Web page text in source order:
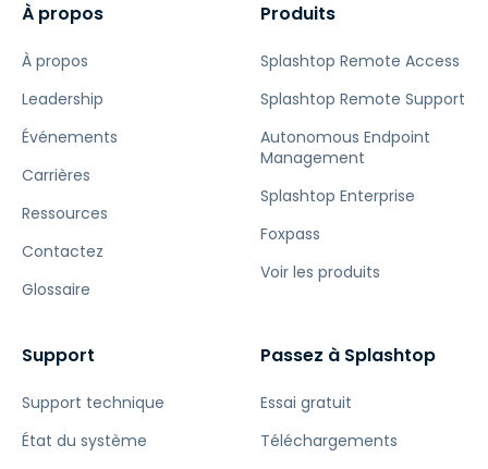
À propos
À propos
Leadership
Événements
Carrières
Ressources
Contactez
Glossaire
Produits
Splashtop Remote Access
Splashtop Remote Support
Autonomous Endpoint
Management
Splashtop Enterprise
Foxpass
Voir les produits
Support
Support technique
État du système
Passez à Splashtop
Essai gratuit
Téléchargements